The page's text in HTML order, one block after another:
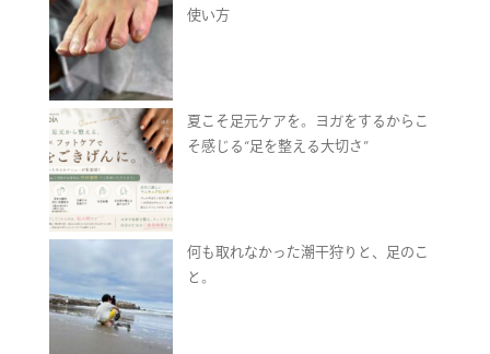
使い方
夏こそ足元ケアを。ヨガをするからこ
そ感じる“足を整える大切さ”
何も取れなかった潮干狩りと、足のこ
と。